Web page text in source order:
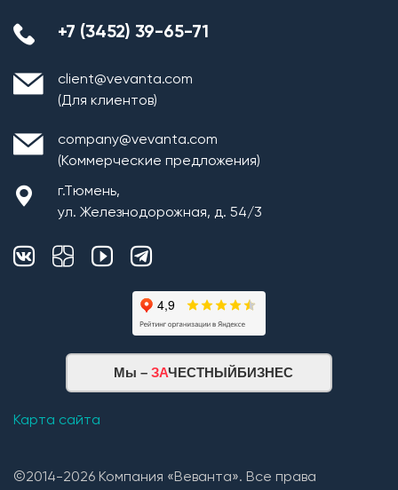
Монтаж плит перекрытия
Кровельная система
1. Монтаж стропильной системы из пиломатериала
(Технониколь, Дёке) и Металлочерепицы (в
+7 (3452) 39-65-71
client@vevanta.com
(Для клиентов)
company@vevanta.com
(Коммерческие предложения)
г.Тюмень,
ул. Железнодорожная, д. 54/3
Мы – ЗАЧЕСТНЫЙБИЗНЕС
Карта сайта
©2014-2026 Компания «Веванта». Все права